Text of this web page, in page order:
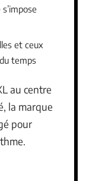
et ceux
temps
au centre
la marque
pour